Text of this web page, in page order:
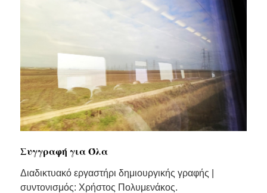
Συγγραφή για Όλα
Διαδικτυακό εργαστήρι δημιουργικής γραφής |
συντονισμός: Χρήστος Πολυμενάκος.